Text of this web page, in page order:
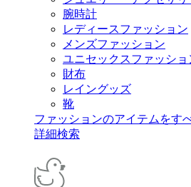
腕時計
レディースファッション
メンズファッション
ユニセックスファッショ
財布
レイングッズ
靴
ファッションのアイテムをす
詳細検索